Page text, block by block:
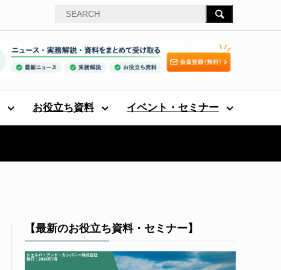
お役立ち資料 イベント・セミナー
【最新のお役立ち資料・セミナー】